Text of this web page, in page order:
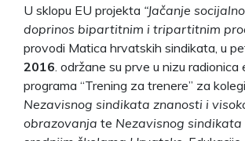
U sklopu EU projekta “Jačanje
doprinos bipartitnim i tripartitnim
provodi Matica hrvatskih sindikata, u
2016 . održane su prve u nizu radionica
programa “Trening za trenere” za
Nezavisnog sindikata znanosti i
obrazovanja te Nezavisnog sindikata